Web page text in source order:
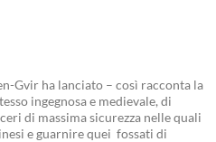
Gvir ha lanciato – così racconta la
ingegnosa e medievale, di
di massima sicurezza nelle quali
e guarnire quei fossati di